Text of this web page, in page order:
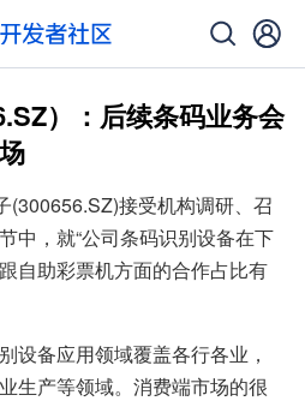
）：后续条码业务会
(300656.SZ)接受机构调研、召
中，就“公司条码识别设备在下
自助彩票机方面的合作占比有
设备应用领域覆盖各行各业，
生产等领域。消费端市场的很